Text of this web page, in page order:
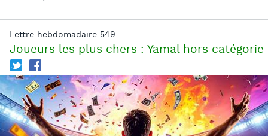
Lettre hebdomadaire 549
Joueurs les plus chers : Yamal hors catégorie
T f